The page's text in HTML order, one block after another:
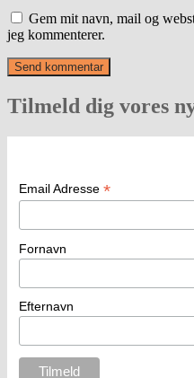
Gem mit navn, mail og
jeg kommenterer.
Tilmeld dig vores
Email Adresse *
Fornavn
Efternavn